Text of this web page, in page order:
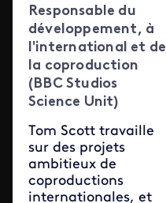
Responsable du
développement, à
l'international et de
la coproduction
(BBC Studios
Science Unit)
Tom Scott travaille
sur des projets
ambitieux de
coproductions
internationales, et